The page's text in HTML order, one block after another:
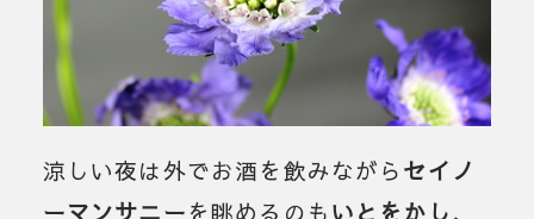
涼しい夜は外でお酒を飲みながらセイノ
ーマンサニーを眺めるのもいとをかし、